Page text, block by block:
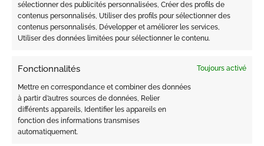
sélectionner des publicités personnalisées, Créer des profils de
contenus personnalisés, Utiliser des profils pour sélectionner des
contenus personnalisés, Développer et améliorer les services,
Utiliser des données limitées pour sélectionner le contenu.
Fonctionnalités Toujours activé
Mettre en correspondance et combiner des données
à partir d’autres sources de données, Relier
différents appareils, Identifier les appareils en
fonction des informations transmises
automatiquement.